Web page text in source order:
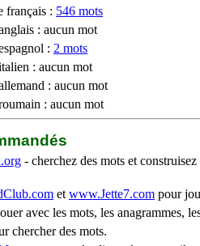
français : 546 mots
: aucun mot
: 2 mots
: aucun mot
: aucun mot
: aucun mot
- cherchez des mots et
et www.Jette7.com pour
avec les mots, les anagrammes,
chercher des mots.